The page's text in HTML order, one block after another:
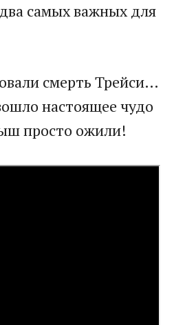
самых важных для
смерть Трейси…
настоящее чудо
просто ожили!